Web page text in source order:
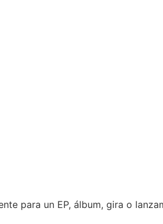
para un EP, álbum, gira o